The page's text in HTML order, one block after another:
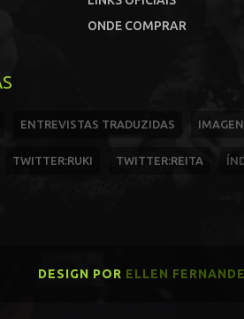
ONDE COMPRAR
ENTREVISTAS TRADUZIDAS
TWITTER:RUKI TWITTER:REITA
DESIGN POR ELLEN